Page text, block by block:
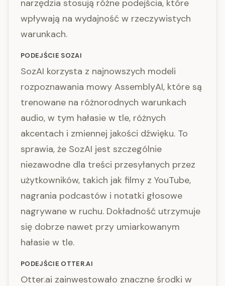
narzędzia stosują różne podejścia, które
wpływają na wydajność w rzeczywistych
warunkach.
PODEJŚCIE SOZAI
SozAI korzysta z najnowszych modeli
rozpoznawania mowy AssemblyAI, które są
trenowane na różnorodnych warunkach
audio, w tym hałasie w tle, różnych
akcentach i zmiennej jakości dźwięku. To
sprawia, że SozAI jest szczególnie
niezawodne dla treści przesyłanych przez
użytkowników, takich jak filmy z YouTube,
nagrania podcastów i notatki głosowe
nagrywane w ruchu. Dokładność utrzymuje
się dobrze nawet przy umiarkowanym
hałasie w tle.
PODEJŚCIE OTTER.AI
Otter.ai zainwestowało znaczne środki w